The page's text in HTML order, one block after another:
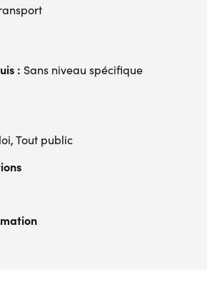
: Sans niveau spécifique
Tout public